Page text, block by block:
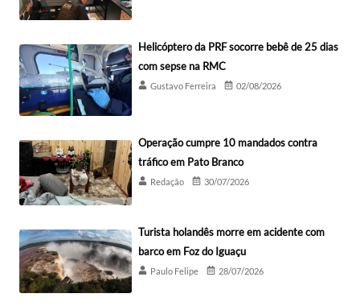
Helicóptero da PRF socorre bebê de 25 dias
com sepse na RMC
Gustavo Ferreira 02/08/2026
Operação cumpre 10 mandados contra
tráfico em Pato Branco
Redação 30/07/2026
Turista holandês morre em acidente com
barco em Foz do Iguaçu
Paulo Felipe 28/07/2026